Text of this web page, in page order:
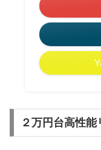
２万円台高性能